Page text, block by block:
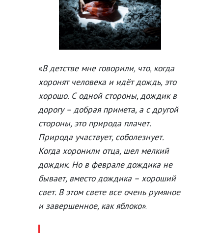
«В детстве мне говорили, что, когда
хоронят человека и идёт дождь, это
хорошо. С одной стороны, дождик в
дорогу – добрая примета, а с другой
стороны, это природа плачет.
Природа участвует, соболезнует.
Когда хоронили отца, шел мелкий
дождик. Но в феврале дождика не
бывает, вместо дождика – хороший
свет. В этом свете все очень румяное
и завершенное, как яблоко».